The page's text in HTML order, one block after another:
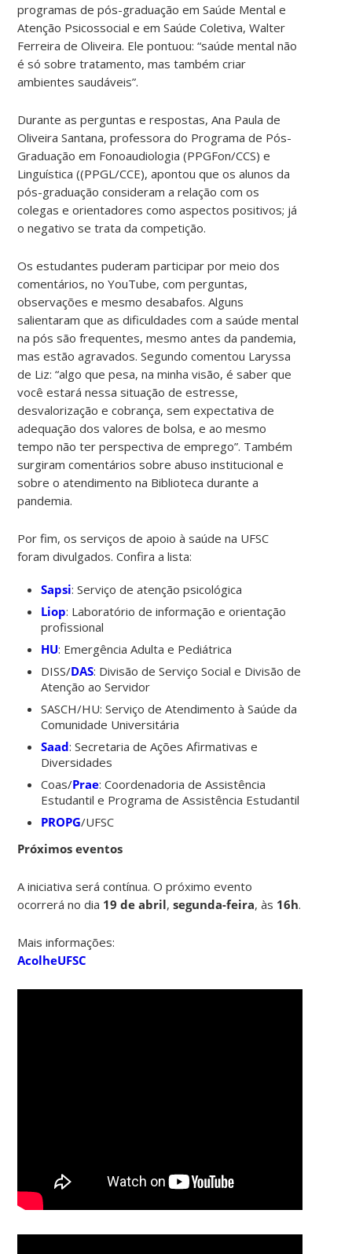
programas de pós-graduação em Saúde Mental e
Atenção Psicossocial e em Saúde Coletiva, Walter
Ferreira de Oliveira. Ele pontuou: “saúde mental não
é só sobre tratamento, mas também criar
ambientes saudáveis”.
Durante as perguntas e respostas, Ana Paula de
Oliveira Santana, professora do Programa de Pós-
Graduação em Fonoaudiologia (PPGFon/CCS) e
Linguística ((PPGL/CCE), apontou que os alunos da
pós-graduação consideram a relação com os
colegas e orientadores como aspectos positivos; já
o negativo se trata da competição.
Os estudantes puderam participar por meio dos
comentários, no YouTube, com perguntas,
observações e mesmo desabafos. Alguns
salientaram que as dificuldades com a saúde mental
na pós são frequentes, mesmo antes da pandemia,
mas estão agravados. Segundo comentou Laryssa
de Liz: “algo que pesa, na minha visão, é saber que
você estará nessa situação de estresse,
desvalorização e cobrança, sem expectativa de
adequação dos valores de bolsa, e ao mesmo
tempo não ter perspectiva de emprego”. Também
surgiram comentários sobre abuso institucional e
sobre o atendimento na Biblioteca durante a
pandemia.
Por fim, os serviços de apoio à saúde na UFSC
foram divulgados. Confira a lista:
Sapsi: Serviço de atenção psicológica
Liop: Laboratório de informação e orientação
profissional
HU: Emergência Adulta e Pediátrica
DISS/DAS: Divisão de Serviço Social e Divisão de
Atenção ao Servidor
SASCH/HU: Serviço de Atendimento à Saúde da
Comunidade Universitária
Saad: Secretaria de Ações Afirmativas e
Diversidades
Coas/Prae: Coordenadoria de Assistência
Estudantil e Programa de Assistência Estudantil
PROPG/UFSC
Próximos eventos
A iniciativa será contínua. O próximo evento
ocorrerá no dia 19 de abril, segunda-feira, às 16h.
Mais informações:
AcolheUFSC